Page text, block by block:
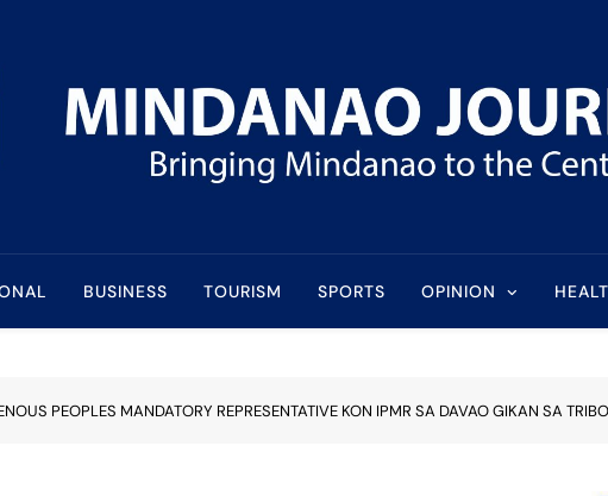
BUSINESS TOURISM SPORTS OPINION
PEOPLES MANDATORY REPRESENTATIVE KON IPMR SA DAVAO GIKAN SA